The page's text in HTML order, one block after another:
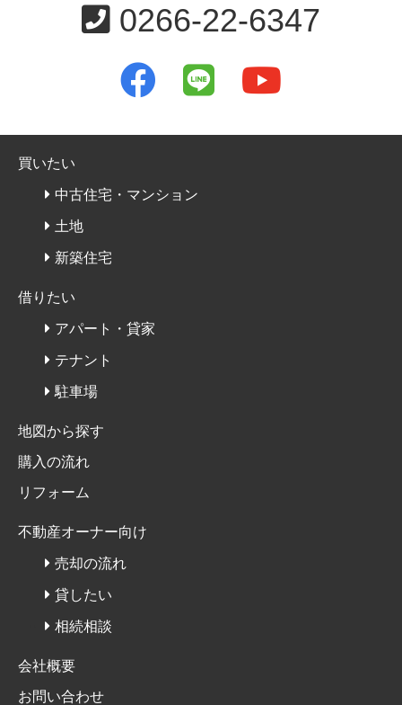
0266-22-6347
買いたい
中古住宅・マンション
土地
新築住宅
借りたい
アパート・貸家
テナント
駐車場
地図から探す
購入の流れ
リフォーム
不動産オーナー向け
売却の流れ
貸したい
相続相談
会社概要
お問い合わせ